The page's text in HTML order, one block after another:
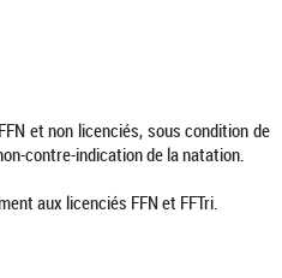
et non licenciés, sous condition de
contre-indication de la natation.
aux licenciés FFN et FFTri.